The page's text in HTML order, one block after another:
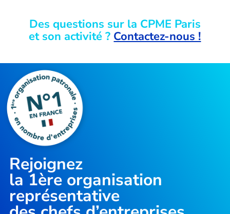
Des questions sur la CPME Paris
et son activité ? Contactez-nous !
Rejoignez
la 1ère organisation
représentative